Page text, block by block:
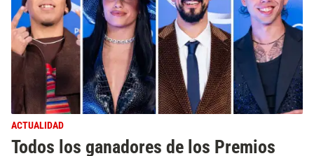
ACTUALIDAD
Todos los ganadores de los Premios